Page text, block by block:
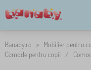
Banaby.ro » Mobilier pentru
Comode pentru copii
/